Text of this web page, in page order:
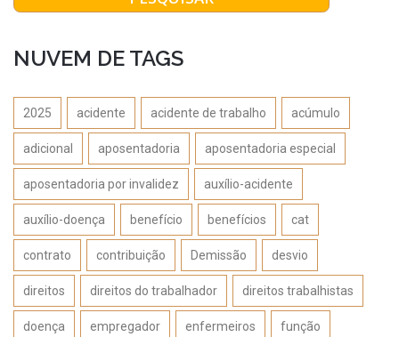
NUVEM DE TAGS
2025 acidente acidente de trabalho acúmulo
adicional aposentadoria aposentadoria especial
aposentadoria por invalidez auxílio-acidente
auxílio-doença benefício benefícios cat
contrato contribuição Demissão desvio
direitos direitos do trabalhador direitos trabalhistas
doença empregador enfermeiros função